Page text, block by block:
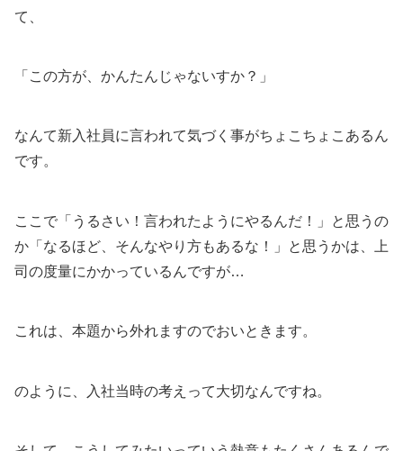
て、
「この方が、かんたんじゃないすか？」
なんて新入社員に言われて気づく事がちょこちょこあるん
です。
ここで「うるさい！言われたようにやるんだ！」と思うの
か「なるほど、そんなやり方もあるな！」と思うかは、上
司の度量にかかっているんですが…
これは、本題から外れますのでおいときます。
のように、入社当時の考えって大切なんですね。